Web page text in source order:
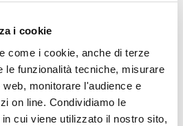
i cookie
come i cookie, anche di terze
le funzionalità tecniche, misurare
monitorare l'audience e
on line. Condividiamo le
cui viene utilizzato il nostro sito,
lancia il